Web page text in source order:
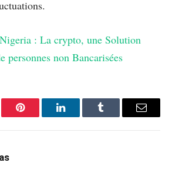
Nigeria : La crypto, une Solution
non Bancarisées
Pinterest LinkedInTumblr Email